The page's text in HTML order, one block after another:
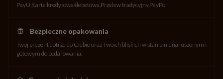
PayU Karta kredytowa/debetowa Przelew tradycyjny PayPo
Bezpieczne opakowania
Twój prezent dotrze do Ciebie oraz Twoich bliskich w stanie nienaruszonym i
gotowym do podarowania.